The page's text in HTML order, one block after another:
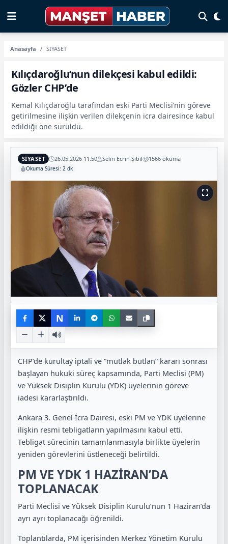
Anasayfa SİYASET
Kılıçdaroğlu’nun dilekçesi kabul edildi:
Gözler CHP’de
Kemal Kılıçdaroğlu tarafından eski Parti Meclisi’nin göreve
getirilmesine ilişkin verilen dilekçenin icra dairesince kabul
edildiği öne sürüldü.
SİYASET 26.05.2026 11:50 Selin Ecrin Şibil 1566 okuma
Okuma Süresi: 2 dk
N
CHP’de kurultay iptali ve “mutlak butlan” kararı sonrası
başlayan hukuki süreç kapsamında, Parti Meclisi (PM)
ve Yüksek Disiplin Kurulu (YDK) üyelerinin göreve
iadesi kararlaştırıldı.
Ankara 3. Genel İcra Dairesi, eski PM ve YDK üyelerine
ilişkin resmi tebligatların yapılmasını kabul etti.
Tebligat sürecinin tamamlanmasıyla birlikte üyelerin
yeniden görevlerini üstleneceği belirtildi.
PM VE YDK 1 HAZİRAN’DA
TOPLANACAK
Parti Meclisi ve Yüksek Disiplin Kurulu’nun 1 Haziran’da
ayrı ayrı toplanacağı öğrenildi.
Toplantılarda, PM içerisinden Merkez Yönetim Kurulu